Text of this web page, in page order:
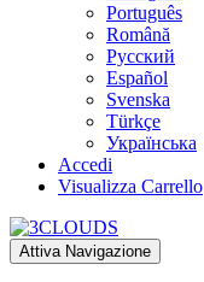
Português
Română
Русский
Español
Svenska
Türkçe
Українська
Accedi
Visualizza Carrello
Attiva Navigazione